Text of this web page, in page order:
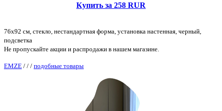
Купить за 258 RUR
76x92 см, стекло, нестандартная форма, установка настенная, черный,
подсветка
Не пропускайте акции и распродажи в нашем магазине.
EMZE / / / подобные товары